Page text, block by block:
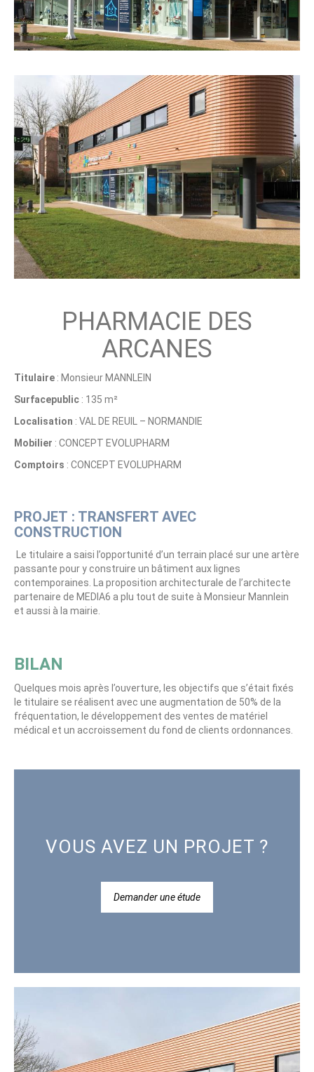
PHARMACIE DES
ARCANES
Titulaire : Monsieur MANNLEIN
Surfacepublic : 135 m²
Localisation : VAL DE REUIL – NORMANDIE
Mobilier : CONCEPT EVOLUPHARM
Comptoirs : CONCEPT EVOLUPHARM
PROJET : TRANSFERT AVEC
CONSTRUCTION
Le titulaire a saisi l’opportunité d’un terrain placé sur une artère
passante pour y construire un bâtiment aux lignes
contemporaines. La proposition architecturale de l’architecte
partenaire de MEDIA6 a plu tout de suite à Monsieur Mannlein
et aussi à la mairie.
BILAN
Quelques mois après l’ouverture, les objectifs que s’était fixés
le titulaire se réalisent avec une augmentation de 50% de la
fréquentation, le développement des ventes de matériel
médical et un accroissement du fond de clients ordonnances.
VOUS AVEZ UN PROJET ?
Demander une étude